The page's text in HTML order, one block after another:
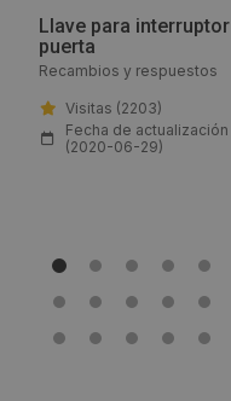
Email:
info@lfrepuestos.es
Web:
Llave para interruptor
puerta
Recambios y respuestos
Visitas (2203)
Fecha de actualización
(2020-06-29)